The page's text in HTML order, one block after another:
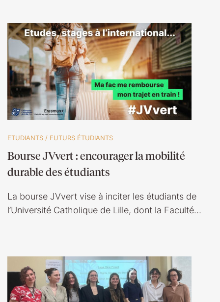
ETUDIANTS / FUTURS ÉTUDIANTS
Bourse JVvert : encourager la mobilité
durable des étudiants
La bourse JVvert vise à inciter les étudiants de
l’Université Catholique de Lille, dont la Faculté…